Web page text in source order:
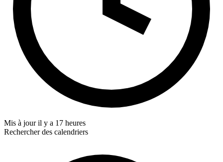
Mis à jour il y a 17 heures
Rechercher des calendriers